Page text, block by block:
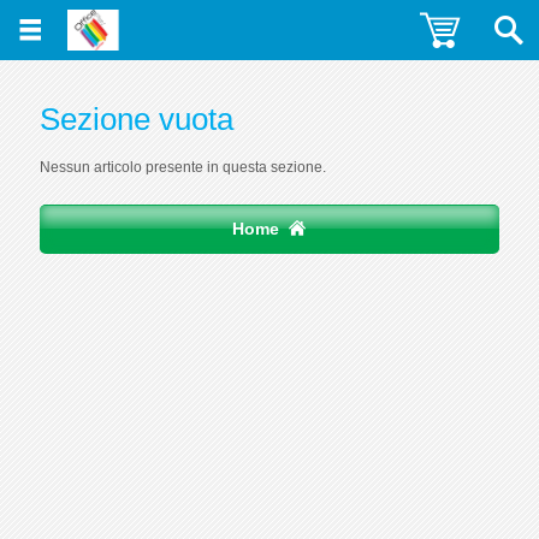
Sezione vuota
Nessun articolo presente in questa sezione.
Home